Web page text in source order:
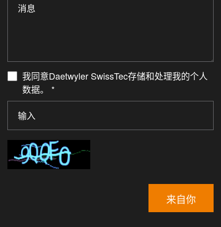
我同意Daetwyler SwissTec存储和处理我的个人
数据。 *
来自你